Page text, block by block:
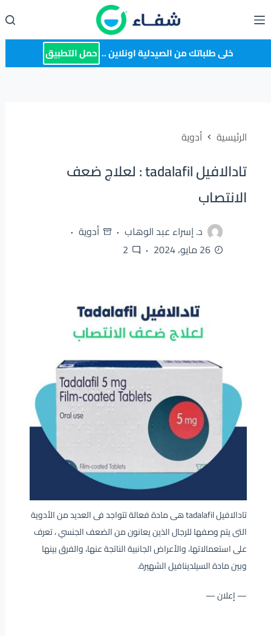
إلى
المحتوى خلى طلباتك من الصيدلية اونلاين .. حمل التطبيق
الرئيسية أدوية
تادالافيل tadalafil : لعلاج ضعف
الانتصاب
د. إسراء عبد الوهاب
أدوية
26 مايو، 2024
2
تادالافيل tadalafil هى مادة فعالة تتواجد فى العديد من الأدوية
التى يتم وصفها للرجال الذين يعانون من الضعف الجنسي ، تعرف
على استعمالاتها، والأعراض الجانبية الناتجة عنها، والفرق بينها
وبين مادة السيلدينافيل الشهيرة.
— إعلان —